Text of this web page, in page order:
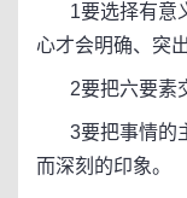
1要选择有意义
心才会明确、突出
2要把六要素交
3要把事情的主
而深刻的印象。